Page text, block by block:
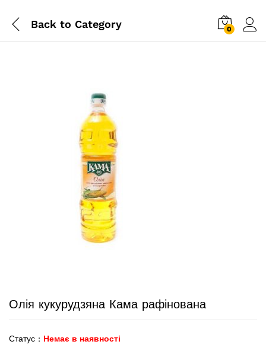
Back to Category 0
Олія кукурудзяна Кама рафінована
Статус : Немає в наявності